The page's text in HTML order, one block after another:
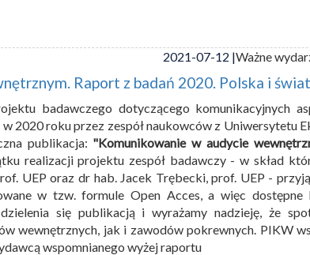
2021-07-12 |Ważne
Raport z badań 2020. Polska i
badawczego dotyczącego komunikacyjnych
2020 roku przez zespół naukowców z Uniwersytetu
publikacja: "Komunikowanie w audycie
realizacji projektu zespół badawczy - w skład
UEP oraz dr hab. Jacek Trębecki, prof. UEP -
w tzw. formule Open Acces, a więc dostępne
się publikacją i wyrażamy nadzieję, że
wewnętrznych, jak i zawodów pokrewnych. PIKW
wspomnianego wyżej raportu